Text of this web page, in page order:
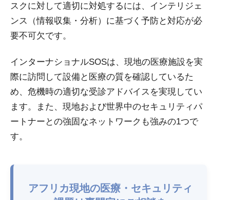
スクに対して適切に対処するには、インテリジェ
ンス（情報収集・分析）に基づく予防と対応が必
要不可欠です。
インターナショナルSOSは、現地の医療施設を実
際に訪問して設備と医療の質を確認しているた
め、危機時の適切な受診アドバイスを実現してい
ます。また、現地および世界中のセキュリティパ
ートナーとの強固なネットワークも強みの1つで
す。
アフリカ現地の医療・セキュリティ